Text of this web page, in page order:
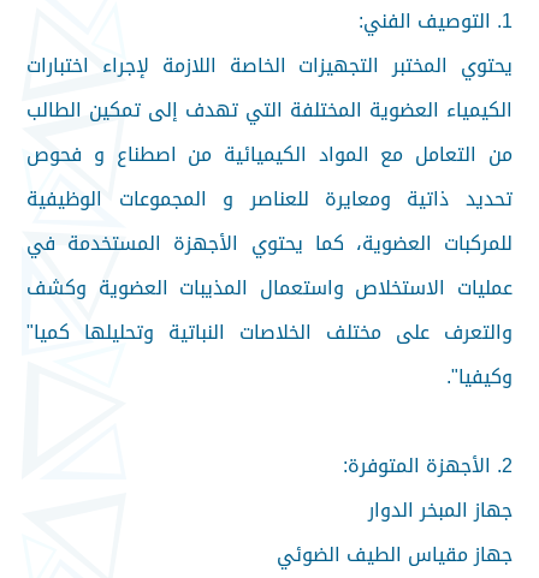
1. التوصيف الفني:
يحتوي المختبر التجهيزات الخاصة اللازمة لإجراء اختبارات
الكيمياء العضوية المختلفة التي تهدف إلى تمكين الطالب
من التعامل مع المواد الكيميائية من اصطناع و فحوص
تحديد ذاتية ومعايرة للعناصر و المجموعات الوظيفية
للمركبات العضوية، كما يحتوي الأجهزة المستخدمة في
عمليات الاستخلاص واستعمال المذيبات العضوية وكشف
والتعرف على مختلف الخلاصات النباتية وتحليلها كميا"
وكيفيا".
2. الأجهزة المتوفرة:
جهاز المبخر الدوار
جهاز مقياس الطيف الضوئي